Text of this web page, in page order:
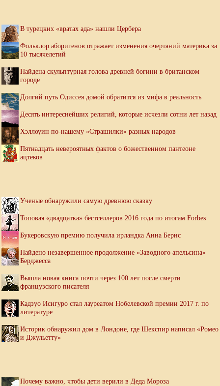
В турецких «вратах ада» нашли Цербера
Фольклор аборигенов отражает изменения очертаний материка за
10 тысячелетий
Найдена скульптурная голова древней богини в британском
городе
Долгий путь Одиссея домой обратится из мифа в реальность
Десять интереснейших религий, которые исчезли сотни лет назад
Хэллоуин по-нашему «Страшилки» разных народов
Пятнадцать невероятных фактов о божественном пантеоне
ацтеков
Ученые обнаружили самую древнюю сказку
Топовая «двадцатка» бестселлеров 2016 года по итогам Forbes
Букеровскую премию получила ирландка Анна Бернс
Найдено незавершенное продолжение «Заводного апельсина»
Берджесса
Вышла новая книга почти через 100 лет после смерти
французского писателя
Кадзуо Исигуро стал лауреатом Нобелевской премии 2017 г. по
литературе
Историк обнаружил дом в Лондоне, где Шекспир написал «Ромео
и Джульетту»
Почему важно, чтобы дети верили в Деда Мороза